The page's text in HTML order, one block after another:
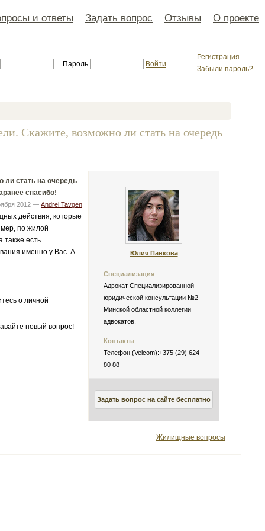
и ответы Задать вопрос Отзывы О проекте
Регистрация
Забыли пароль?
Пароль Войти
Скажите, возможно ли стать на очередь
Юлия Панкова
Специализация
Адвокат Специализированной
юридической консультации №2
Минской областной коллегии
адвокатов.
Контакты
Телефон (Velcom):+375 (29) 624
80 88
Задать вопрос на сайте бесплатно
ли стать на очередь
спасибо!
2012 — Andrei Tavgen
действия, которые
по жилой
также есть
именно у Вас. А
о личной
новый вопрос!
Жилищные вопросы